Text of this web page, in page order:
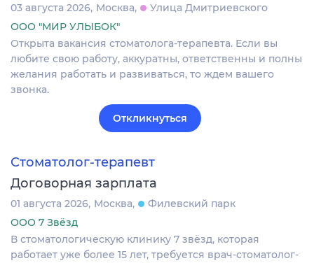
03 августа 2026 Москва
Улица Дмитриевского
ООО "МИР УЛЫБОК"
Открыта вакансия стоматолога-терапевта. Если вы
любите свою работу, аккуратны, ответственны и полны
желания работать и развиваться, то ждем вашего
звонка.
Откликнуться
Стоматолог-терапевт
Договорная зарплата
01 августа 2026 Москва
Филевский парк
ООО 7 Звёзд
В стоматологическую клинику 7 звёзд, которая
работает уже более 15 лет, требуется врач-стоматолог-